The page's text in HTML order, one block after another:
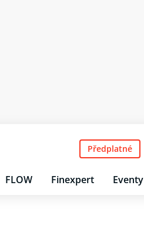
FLOW Finexpert Eventy
Předplatné